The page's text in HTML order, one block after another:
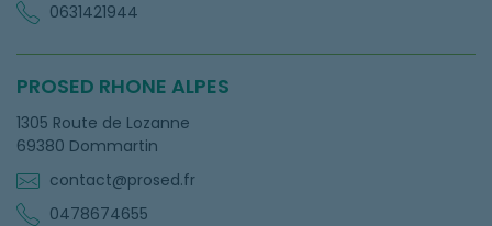
0631421944
PROSED RHONE ALPES
1305 Route de Lozanne
69380 Dommartin
contact@prosed.fr
0478674655